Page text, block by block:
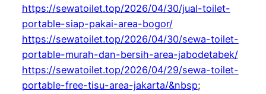
https://sewatoilet.top/2026/04/30/jual-toilet-
portable-siap-pakai-area-bogor/
https://sewatoilet.top/2026/04/30/sewa-toilet-
portable-murah-dan-bersih-area-jabodetabek/
https://sewatoilet.top/2026/04/29/sewa-toilet-
portable-free-tisu-area-jakarta/&nbsp;